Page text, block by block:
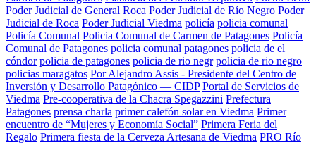
Poder Judicial de General Roca Poder Judicial de Río Negro Poder
Judicial de Roca Poder Judicial Viedma policía policia comunal
Policía Comunal Policia Comunal de Carmen de Patagones Policía
Comunal de Patagones policia comunal patagones policia de el
cóndor policia de patagones policia de rio negr policia de rio negro
policias maragatos Por Alejandro Assis - Presidente del Centro de
Inversión y Desarrollo Patagónico — CIDP Portal de Servicios de
Viedma Pre-cooperativa de la Chacra Spegazzini Prefectura
Patagones prensa charla primer calefón solar en Viedma Primer
encuentro de “Mujeres y Economía Social” Primera Feria del
Regalo Primera fiesta de la Cerveza Artesana de Viedma PRO Río